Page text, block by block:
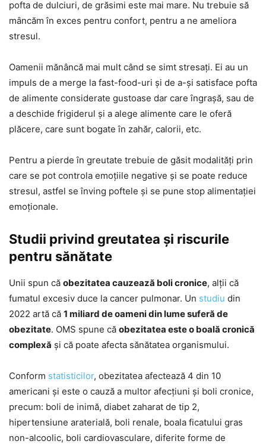
pofta de dulciuri, de grăsimi este mai mare. Nu trebuie să
mâncăm în exces pentru confort, pentru a ne ameliora
stresul.
Oamenii mănâncă mai mult când se simt stresați. Ei au un
impuls de a merge la fast-food-uri și de a-și satisface pofta
de alimente considerate gustoase dar care îngrașă, sau de
a deschide frigiderul și a alege alimente care le oferă
plăcere, care sunt bogate în zahăr, calorii, etc.
Pentru a pierde în greutate trebuie de găsit modalități prin
care se pot controla emoțiile negative și se poate reduce
stresul, astfel se înving poftele și se pune stop alimentației
emoționale.
Studii privind greutatea și riscurile
pentru sănătate
Unii spun că obezitatea cauzează boli cronice, alții că
fumatul excesiv duce la cancer pulmonar. Un studiu din
2022 artă că 1 miliard de oameni din lume suferă de
obezitate. OMS spune că obezitatea este o boală cronică
complexă și că poate afecta sănătatea organismului.
Conform statisticilor, obezitatea afectează 4 din 10
americani și este o cauză a multor afecțiuni și boli cronice,
precum: boli de inimă, diabet zaharat de tip 2,
hipertensiune araterială, boli renale, boala ficatului gras
non-alcoolic, boli cardiovasculare, diferite forme de